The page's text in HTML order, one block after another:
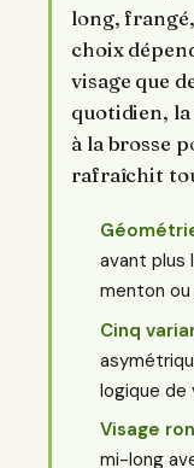
long,
choix
visage que
quotidien, la
à la brosse
rafraîchit
avant plus
menton ou
Cinq
logique de
Visage
mi-long